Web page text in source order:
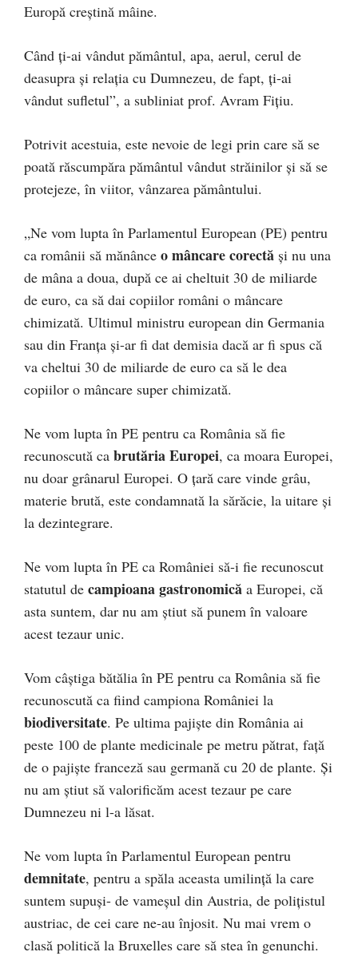
Europă creștină mâine.
Când ți-ai vândut pământul, apa, aerul, cerul de
deasupra și relația cu Dumnezeu, de fapt, ți-ai
vândut sufletul”, a subliniat prof. Avram Fițiu.
Potrivit acestuia, este nevoie de legi prin care să se
poată răscumpăra pământul vândut străinilor și să se
protejeze, în viitor, vânzarea pământului.
„Ne vom lupta în Parlamentul European (PE) pentru
ca românii să mănânce o mâncare corectă și nu una
de mâna a doua, după ce ai cheltuit 30 de miliarde
de euro, ca să dai copiilor români o mâncare
chimizată. Ultimul ministru european din Germania
sau din Franța și-ar fi dat demisia dacă ar fi spus că
va cheltui 30 de miliarde de euro ca să le dea
copiilor o mâncare super chimizată.
Ne vom lupta în PE pentru ca România să fie
recunoscută ca brutăria Europei, ca moara Europei,
nu doar grânarul Europei. O țară care vinde grâu,
materie brută, este condamnată la sărăcie, la uitare și
la dezintegrare.
Ne vom lupta în PE ca României să-i fie recunoscut
statutul de campioana gastronomică a Europei, că
asta suntem, dar nu am știut să punem în valoare
acest tezaur unic.
Vom câștiga bătălia în PE pentru ca România să fie
recunoscută ca fiind campiona României la
biodiversitate. Pe ultima pajiște din România ai
peste 100 de plante medicinale pe metru pătrat, față
de o pajiște franceză sau germană cu 20 de plante. Și
nu am știut să valorificăm acest tezaur pe care
Dumnezeu ni l-a lăsat.
Ne vom lupta în Parlamentul European pentru
demnitate, pentru a spăla aceasta umilință la care
suntem supuși- de vameșul din Austria, de polițistul
austriac, de cei care ne-au înjosit. Nu mai vrem o
clasă politică la Bruxelles care să stea în genunchi.